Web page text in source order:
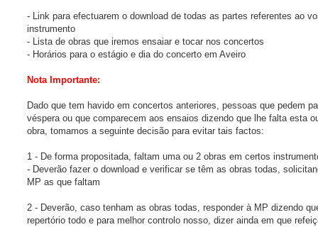
- Link para efectuarem o download de todas as partes referentes ao
instrumento
- Lista de obras que iremos ensaiar e tocar nos concertos
- Horários para o estágio e dia do concerto em Aveiro
Nota Importante:
Dado que tem havido em concertos anteriores, pessoas que pedem
véspera ou que comparecem aos ensaios dizendo que lhe falta esta
obra, tomamos a seguinte decisão para evitar tais factos:
1 - De forma propositada, faltam uma ou 2 obras em certos
- Deverão fazer o download e verificar se têm as obras todas,
MP as que faltam
2 - Deverão, caso tenham as obras todas, responder à MP dizendo
repertório todo e para melhor controlo nosso, dizer ainda em que